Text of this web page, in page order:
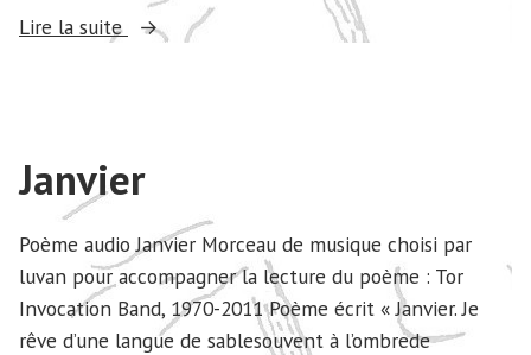
Lire la suite
« Février »
Janvier
Poème audio Janvier Morceau de musique choisi par
luvan pour accompagner la lecture du poème : Tor
Invocation Band, 1970-2011 Poème écrit « Janvier. Je
rêve d’une langue de sablesouvent à l’ombrede